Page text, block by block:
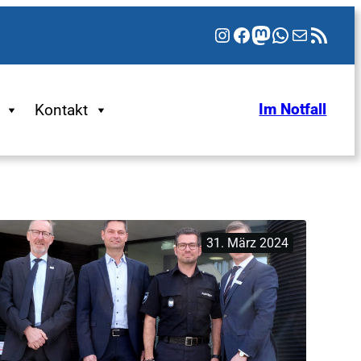
Instagram
Facebook
Mastodon
WhatsApp
E-MailRSS-Feed
Kontakt Im Notfall
31. März 2024